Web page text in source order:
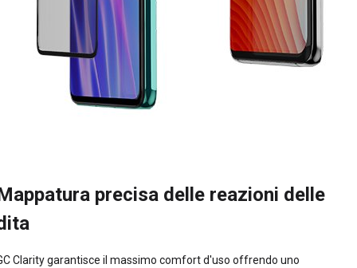
precisa delle reazioni delle
Clarity garantisce il massimo comfort d'uso offrendo uno